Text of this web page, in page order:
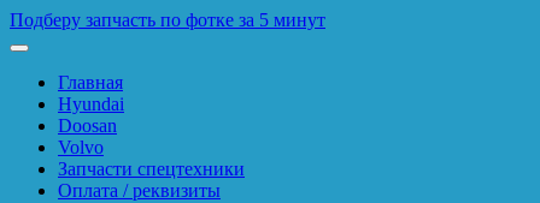
Подберу запчасть по фотке за 5 минут
Главная
Hyundai
Doosan
Volvo
Запчасти спецтехники
Оплата / реквизиты